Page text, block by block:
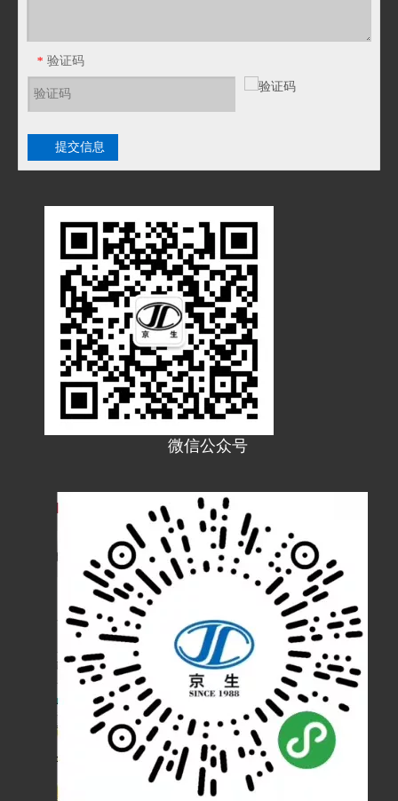
JF18T塑料PA波纹管PE软管浪管穿线管T型橡胶三通接头
JF42W塑料波纹管90°弯接头 JF42WM90度圆角弯头 软管弯头 JF34W塑料波纹管90°弯接头 JF34WM90度圆角弯头 软管弯头
* 验证码
提交信息
微信公众号